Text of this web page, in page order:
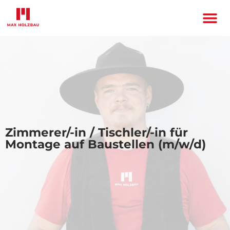
Zimmerer/-in / Tischler/-in für
Montage auf Baustellen (m/w/d)